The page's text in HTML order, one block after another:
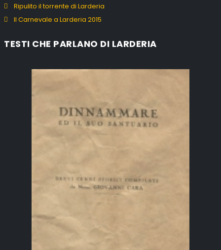
Ripulito il torrente di Larderia
Il Carnevale a Larderia 2015
TESTI CHE PARLANO DI LARDERIA